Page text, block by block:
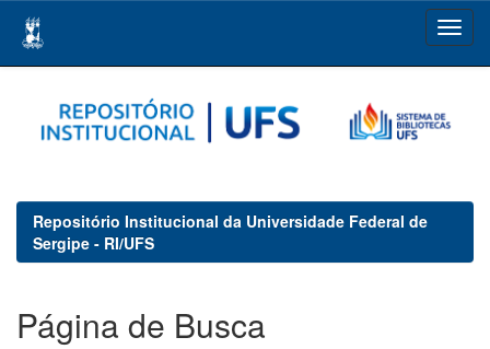
navigation
Repositório Institucional da Universidade Federal de
Sergipe - RI/UFS
Página de Busca